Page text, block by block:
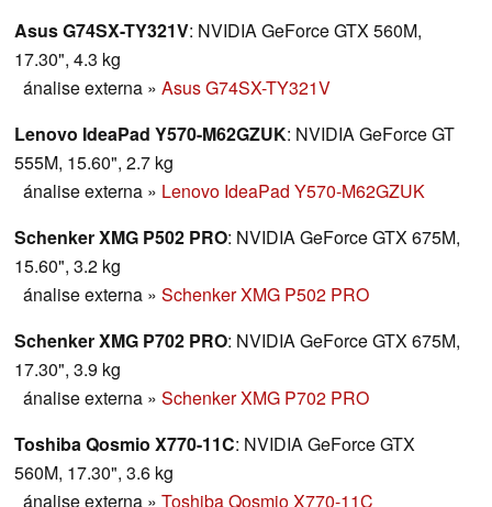
Asus G74SX-TY321V: NVIDIA GeForce GTX 560M,
17.30", 4.3 kg
ánalise externa » Asus G74SX-TY321V
Lenovo IdeaPad Y570-M62GZUK: NVIDIA GeForce GT
555M, 15.60", 2.7 kg
ánalise externa » Lenovo IdeaPad Y570-M62GZUK
Schenker XMG P502 PRO: NVIDIA GeForce GTX 675M,
15.60", 3.2 kg
ánalise externa » Schenker XMG P502 PRO
Schenker XMG P702 PRO: NVIDIA GeForce GTX 675M,
17.30", 3.9 kg
ánalise externa » Schenker XMG P702 PRO
Toshiba Qosmio X770-11C: NVIDIA GeForce GTX
560M, 17.30", 3.6 kg
ánalise externa » Toshiba Qosmio X770-11C